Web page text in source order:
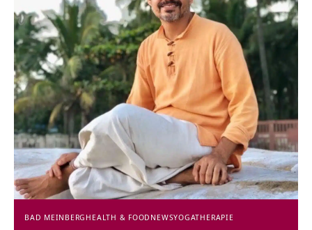
BAD MEINBERG HEALTH & FOOD NEWSYOGATHERAPIE